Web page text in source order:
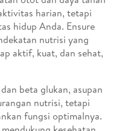
harian, tetapi
hidup Anda. Ensure
nutrisi yang
aktif, kuat, dan sehat,
beta glukan, asupan
nutrisi, tetapi
fungsi optimalnya.